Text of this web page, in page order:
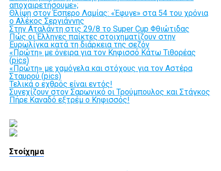
αποχαιρετήσουμε»;
Θλίψη στον Έσπερο Λαμίας: «Έφυγε» στα 54 του χρόνια
ο Αλέκος Σεργιάννης
Στην Αταλάντη στις 29/8 το Super Cup Φθιώτιδας
Πώς οι Έλληνες παίκτες στοιχηματίζουν στην
Ευρωλίγκα κατά τη διάρκεια της σεζόν
«Πρώτη» με όνειρα για τον Κηφισσό Κάτω Τιθορέας
(pics)
«Πρώτη» με χαμόγελα και στόχους για τον Αστέρα
Σταυρού (pics)
Τελικά ο εχθρός είναι εντός!
Συνεχίζουν στον Σαρωνικό οι Τρούμπουλος και Στάγκος
Πήρε Καναδό εξτρέμ ο Κηφισσός!
Στοίχημα